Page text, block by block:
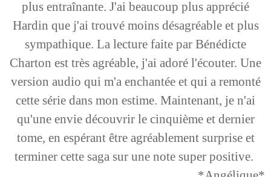
plus entraînante. J'ai beaucoup plus apprécié
Hardin que j'ai trouvé moins désagréable et plus
sympathique. La lecture faite par Bénédicte
Charton est très agréable, j'ai adoré l'écouter. Une
version audio qui m'a enchantée et qui a remonté
cette série dans mon estime. Maintenant, je n'ai
qu'une envie découvrir le cinquième et dernier
tome, en espérant être agréablement surprise et
terminer cette saga sur une note super positive.